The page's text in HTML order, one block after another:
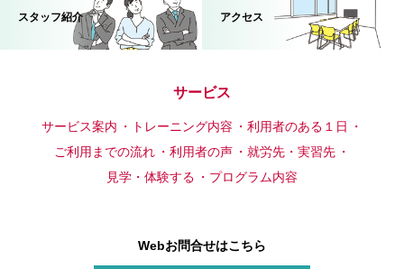
スタッフ紹介 アクセス
サービス
サービス案内 トレーニング内容
利用者のある１日
ご利用までの流れ
利用者の声
就労先・実習先
見学・体験する
プログラム内容
Webお問合せはこちら